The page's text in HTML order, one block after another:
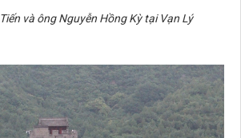
và ông Nguyễn Hồng Kỳ tại Vạn Lý